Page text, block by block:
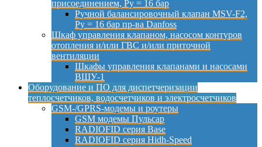
присоединением, Py = 16 бар
Ручной балансировочный клапан MSV-F2,
Py = 16 бар пр-ва Danfoss
Шкаф управления клапаном, насосом контуров
отопления и/или ГВС и/или приточной
вентиляции
Шкафы управления клапанами и насосами
ВШУ-1
Оборудование и ПО для диспетчеризации
теплосчетчиков, водосчетчиков и электросчетчиков
GSM-/GPRS-модемы и роутеры
GSM модемы Пульсар
RADIOFID серия Base
RADIOFID серия Hidh-Speed